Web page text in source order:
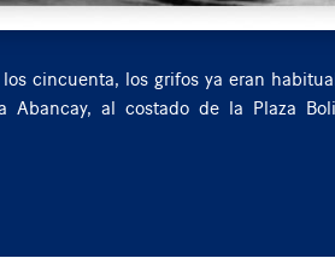
Lima compartió el
esta vista de la plaza San Martín, ca.